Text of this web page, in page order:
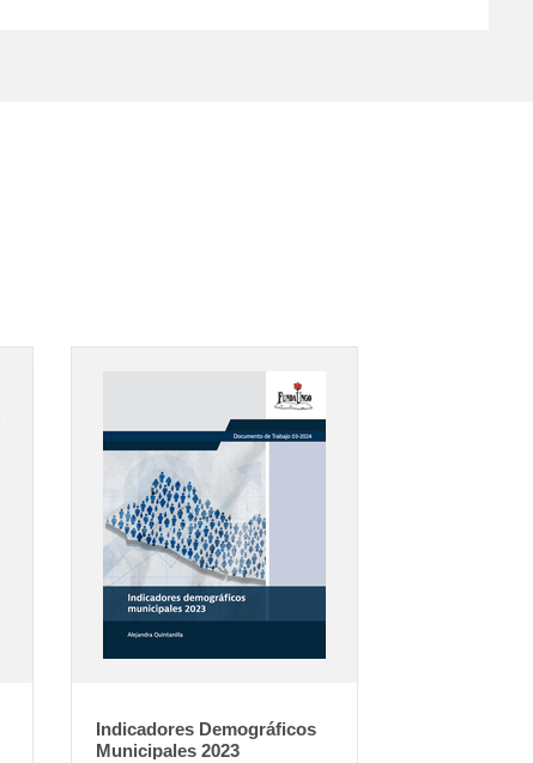
Indicadores Demográficos
Municipales 2023